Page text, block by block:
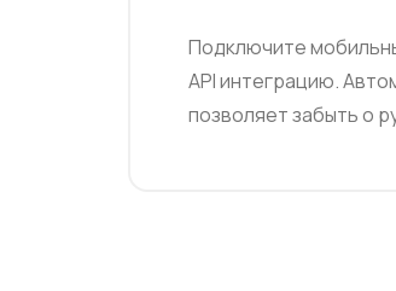
Подключите
API интеграцию.
позволяет забыть о